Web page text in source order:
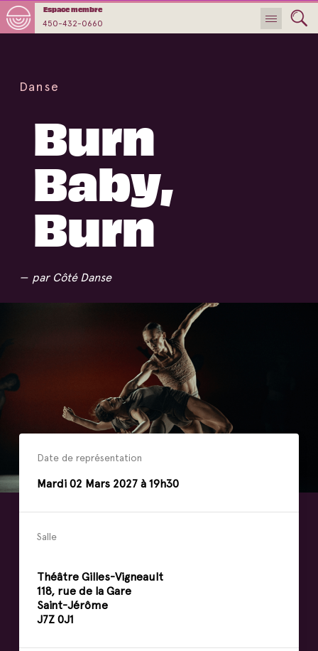
450-432-0660
Espace membre
Danse
Burn
Baby,
Burn
par Côté Danse
Date de représentation
Mardi 02 Mars 2027 à 19h30
Salle
Théâtre Gilles-Vigneault
118, rue de la Gare
Saint-Jérôme
J7Z 0J1